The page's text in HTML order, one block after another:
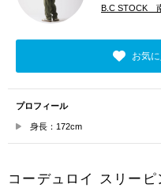
B.C STOCK
お気
プロフィール
身長：172cm
コーデュロイ スリー